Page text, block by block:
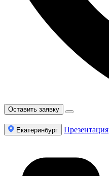
Оставить заявку
Екатеринбург Презентация